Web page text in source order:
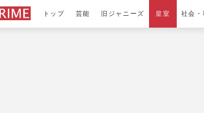
トップ 芸能 旧ジャニーズ 皇室 社会・